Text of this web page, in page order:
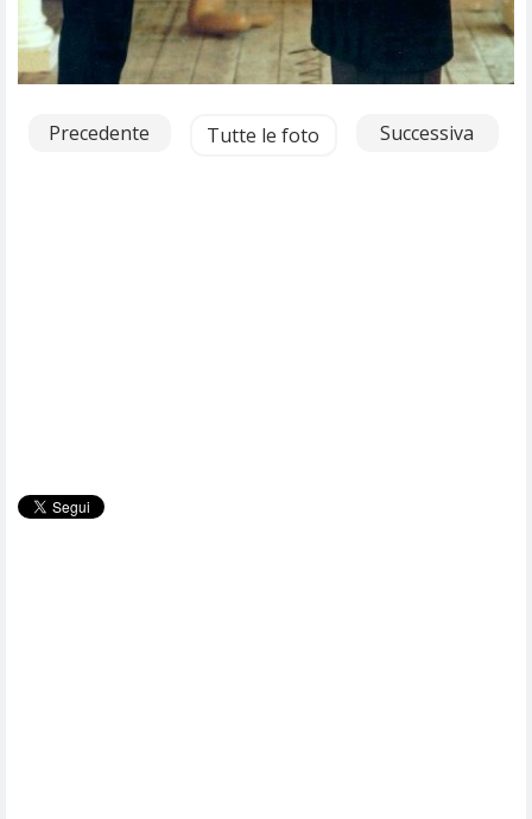
Precedente Tutte le foto Successiva